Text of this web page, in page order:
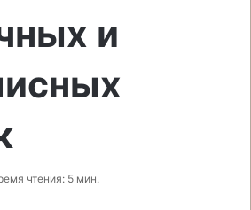
и
чтения: 5 мин.